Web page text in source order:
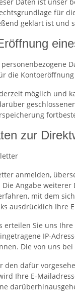
für
geklärt ist
die
möglich und
zur
anmelden,
Angabe
mit dem
ausdrücklich
Sie uns
IP-
Die von uns
den dafür
Ihre E-